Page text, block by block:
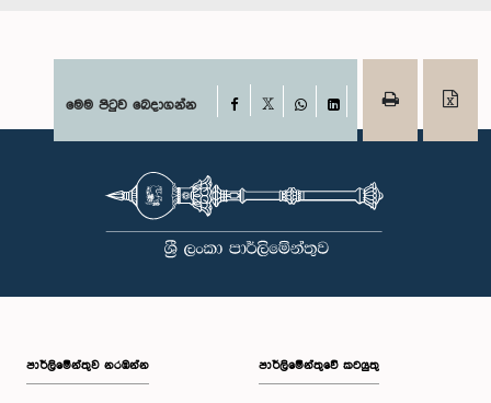
මෙම පිටුව බෙදාගන්න Facebook
WhatsAppLinkedIn
පාර්ලි‌මේන්තුව නරඹන්න පාර්ලිමේන්තුවේ කටයුතු